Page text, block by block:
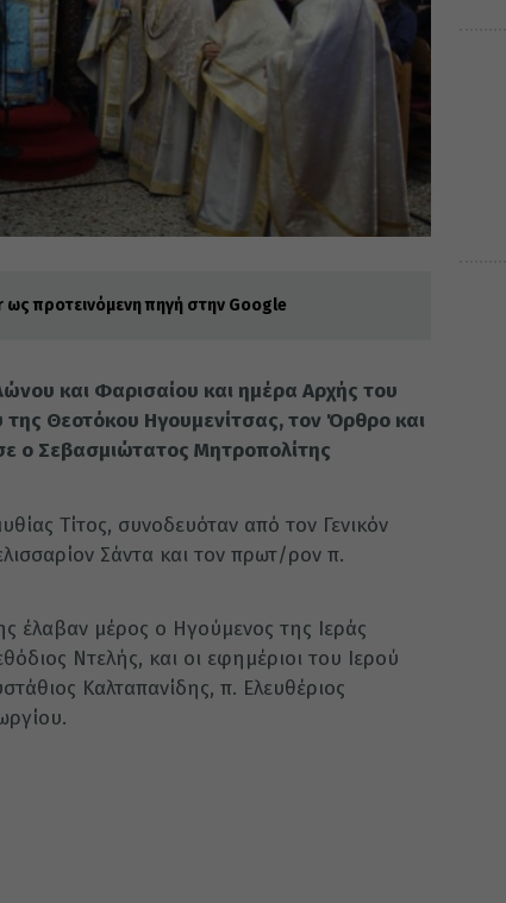
προτεινόμενη πηγή στην Google
και Φαρισαίου και ημέρα Αρχής του
της Θεοτόκου Ηγουμενίτσας, τον Όρθρο και
ο Σεβασμιώτατος Μητροπολίτης
Τίτος, συνοδευόταν από τον Γενικόν
Σάντα και τον πρωτ/ρον π.
έλαβαν μέρος ο Ηγούμενος της Ιεράς
Ντελής, και οι εφημέριοι του Ιερού
Καλταπανίδης, π. Ελευθέριος